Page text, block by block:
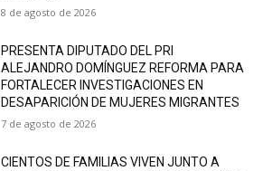
8 de agosto de 2026
PRESENTA DIPUTADO DEL PRI
ALEJANDRO DOMÍNGUEZ REFORMA PARA
FORTALECER INVESTIGACIONES EN
DESAPARICIÓN DE MUJERES MIGRANTES
7 de agosto de 2026
CIENTOS DE FAMILIAS VIVEN JUNTO A